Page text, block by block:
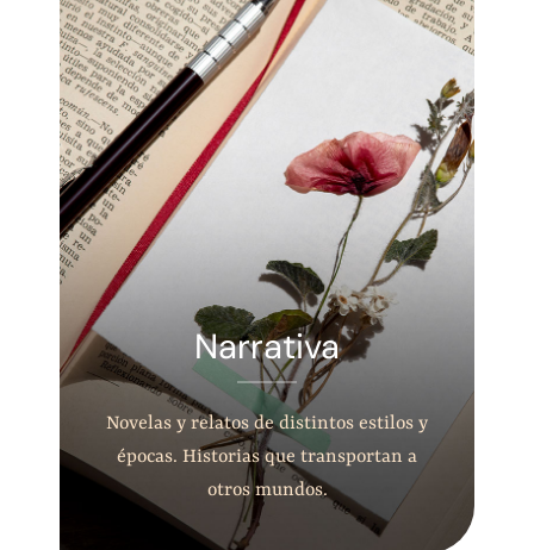
Narrativa
Novelas y relatos de distintos estilos y
épocas. Historias que transportan a
otros mundos.